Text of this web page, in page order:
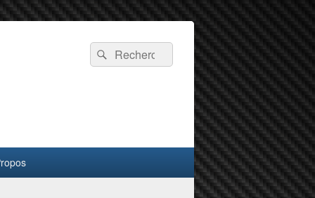
Recherche :
Rechercher